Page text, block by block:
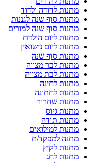
מתנות לדודה ולדוד
מתנות סוף שנה לגננות
מתנות סוף שנה למורים
מתנות ליום הולדת
מתנות ליום נישואין
מתנות סוף שנה
מתנות לבר מצווה
מתנות לבת מצווה
מתנות לחינה
מתנות לחתונה
מתנות שחרור
מתנות גיוס
מתנות תודה
מתנות למילואים
מתנה למפקד/ת
מתנות לקיץ
מתנות לחג